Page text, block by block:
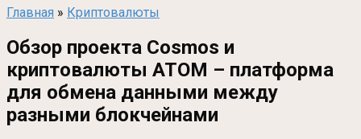
Главная » Криптовалюты
Обзор проекта Cosmos и
криптовалюты ATOM – платформа
для обмена данными между
разными блокчейнами